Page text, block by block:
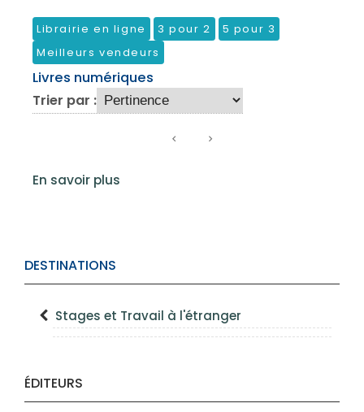
DESTINATIONS
Stages et Travail à l'étranger
ÉDITEURS
Librairie en ligne 3 pour 2
5 pour 3
Meilleurs vendeurs
Livres numériques
Trier par :
En savoir plus